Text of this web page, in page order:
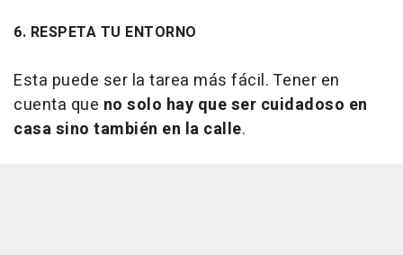
6. RESPETA TU ENTORNO
Esta puede ser la tarea más fácil. Tener en
cuenta que no solo hay que ser cuidadoso en
casa sino también en la calle.